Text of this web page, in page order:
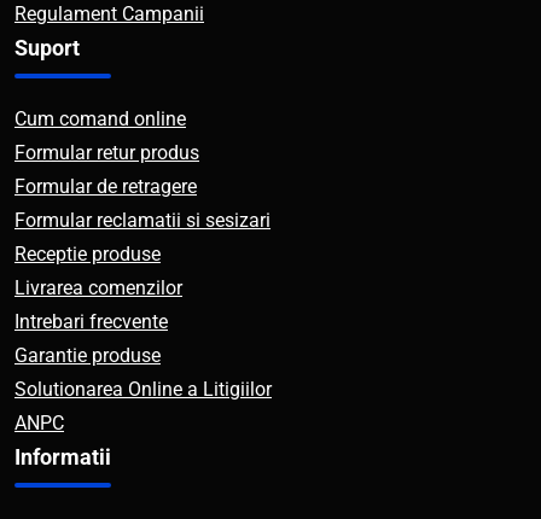
Regulament Campanii
Suport
Cum comand online
Formular retur produs
Formular de retragere
Formular reclamatii si sesizari
Receptie produse
Livrarea comenzilor
Intrebari frecvente
Garantie produse
Solutionarea Online a Litigiilor
ANPC
Informatii